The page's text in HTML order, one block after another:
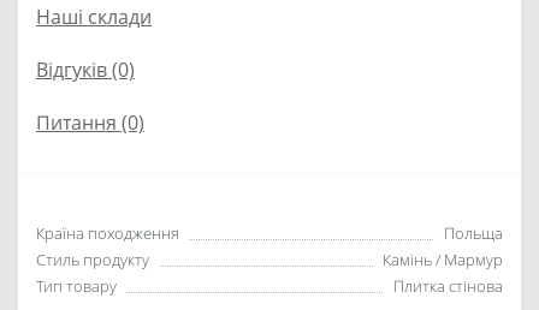
Наші склади
Відгуків (0)
Питання (0)
Країна походження
Польща
Стиль продукту
Камінь / Мармур
Тип товару
Плитка стінова